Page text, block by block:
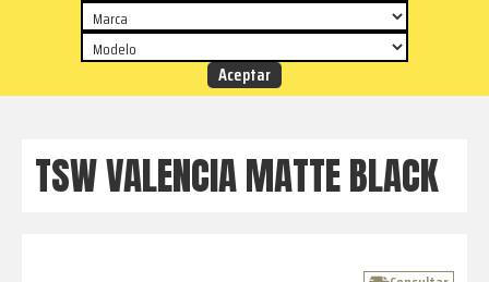
premium
aluminio
top!
y
estilo
TSW VALENCIA MATTE BLACK